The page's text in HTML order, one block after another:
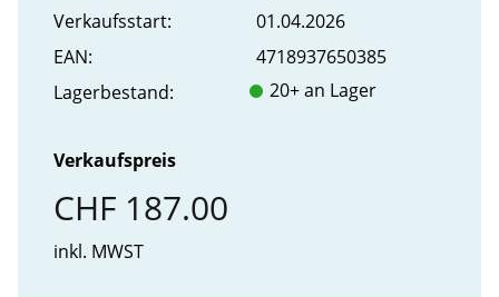
Verkaufs­start:
01.04.2026
EAN:
4718937650385
Lager­bestand:
20+ an Lager
Verkaufspreis
CHF 187.00
inkl. MWST